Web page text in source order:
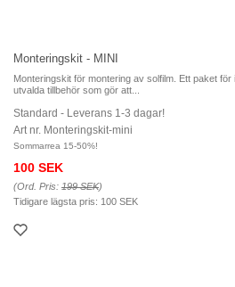
Monteringskit - MINI
Monteringskit för montering av solfilm. Ett paket
utvalda tillbehör som gör att...
Standard - Leverans 1-3 dagar!
Art nr. Monteringskit-mini
Sommarrea 15-50%!
100 SEK
(Ord. Pris: 199 SEK)
Tidigare lägsta pris: 100 SEK